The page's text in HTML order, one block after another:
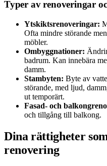
Typer av renoveringar
Ytskiktsrenoveringar:
Ofta mindre störande
möbler.
Ombyggnationer:
badrum. Kan innebära
damm.
Stambyten: Byte av
störande, med ljud,
ut temporärt.
Fasad- och
och tillgång till balkong.
Dina rättigheter
renovering